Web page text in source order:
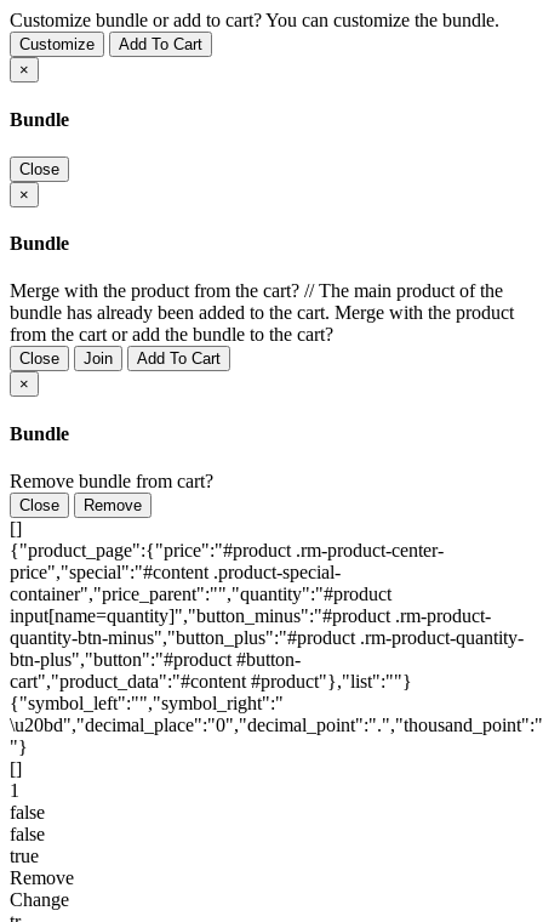
Customize bundle or add to cart?You can customize the bundle.
Customize
Add To Cart
×
Bundle
Close
×
Bundle
Merge with the product from the cart? //The main product of the
bundle has already been added to the cart. Merge with the product
from the cart or add the bundle to the cart?
Close Join
Add To Cart
×
Bundle
Remove bundle from cart?
Close Remove
[]
{"product_page":{"price":"#product .rm-product-center-
price","special":"#content .product-special-
container","price_parent":"","quantity":"#product
input[name=quantity]","button_minus":"#product .rm-product-
quantity-btn-minus","button_plus":"#product .rm-product-quantity-
btn-plus","button":"#product #button-
cart","product_data":"#content #product"},"list":""}
{"symbol_left":"","symbol_right":"
\u20bd","decimal_place":"0","decimal_point":".","thousand_point":"
"}
[]
1
false
false
true
Remove
Change